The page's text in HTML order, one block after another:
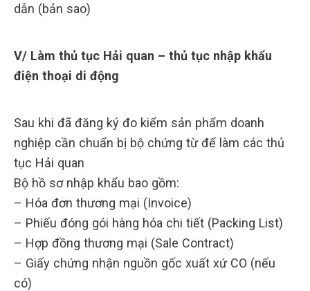
dẫn (bản sao)
V/ Làm thủ tục Hải quan – thủ tục nhập khẩu
điện thoại di động
Sau khi đã đăng ký đo kiểm sản phẩm doanh
nghiệp cần chuẩn bị bộ chứng từ để làm các thủ
tục Hải quan
Bộ hồ sơ nhập khẩu bao gồm:
– Hóa đơn thương mại (Invoice)
– Phiếu đóng gói hàng hóa chi tiết (Packing List)
– Hợp đồng thương mại (Sale Contract)
– Giấy chứng nhận nguồn gốc xuất xứ CO (nếu
có)